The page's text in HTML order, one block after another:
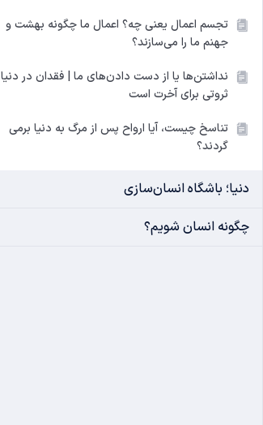
تجسم اعمال یعنی چه؟ اعمال ما چگونه بهشت و
جهنم ما را می‌سازند؟
نداشتن‌ها یا از دست دادن‌های ما | فقدان در دنیا
ثروتی برای آخرت است
تناسخ چیست، آیا ارواح پس از مرگ به دنیا برمی‌
گردند؟
دنیا؛ باشگاه انسان‌سازی
چگونه انسان شویم؟